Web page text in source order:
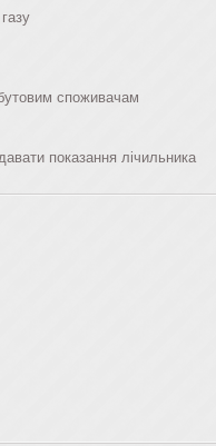
споживачам
показання лічильника